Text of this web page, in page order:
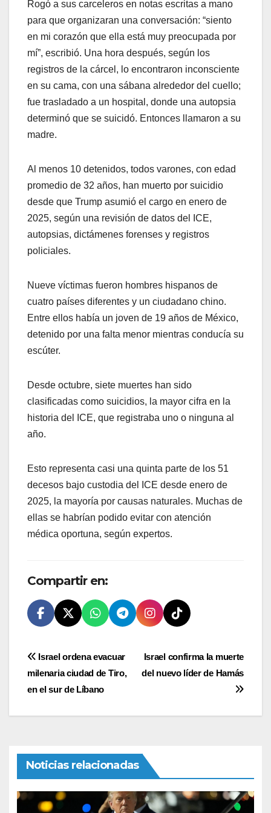
Rogó a sus carceleros en notas escritas a mano
para que organizaran una conversación: “siento
en mi corazón que ella está muy preocupada por
mí”, escribió. Una hora después, según los
registros de la cárcel, lo encontraron inconsciente
en su cama, con una sábana alrededor del cuello;
fue trasladado a un hospital, donde una autopsia
determinó que se suicidó. Entonces llamaron a su
madre.
Al menos 10 detenidos, todos varones, con edad
promedio de 32 años, han muerto por suicidio
desde que Trump asumió el cargo en enero de
2025, según una revisión de datos del ICE,
autopsias, dictámenes forenses y registros
policiales.
Nueve víctimas fueron hombres hispanos de
cuatro países diferentes y un ciudadano chino.
Entre ellos había un joven de 19 años de México,
detenido por una falta menor mientras conducía su
escúter.
Desde octubre, siete muertes han sido
clasificadas como suicidios, la mayor cifra en la
historia del ICE, que registraba uno o ninguna al
año.
Esto representa casi una quinta parte de los 51
decesos bajo custodia del ICE desde enero de
2025, la mayoría por causas naturales. Muchas de
ellas se habrían podido evitar con atención
médica oportuna, según expertos.
Compartir en:
Navegación
de
entradas
Israel confirma la muerte
del nuevo líder de Hamás
Israel ordena evacuar
milenaria ciudad de Tiro,
en el sur de Líbano
Noticias relacionadas